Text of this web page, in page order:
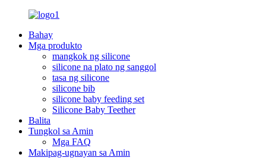
Bahay
Mga produkto
mangkok ng silicone
silicone na plato ng sanggol
tasa ng silicone
silicone bib
silicone baby feeding set
Silicone Baby Teether
Balita
Tungkol sa Amin
Mga FAQ
Makipag-ugnayan sa Amin